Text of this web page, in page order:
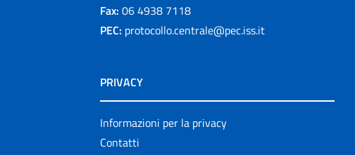
Fax: 06 4938 7118
PEC: protocollo.centrale@pec.iss.it
PRIVACY
Informazioni per la privacy
Contatti